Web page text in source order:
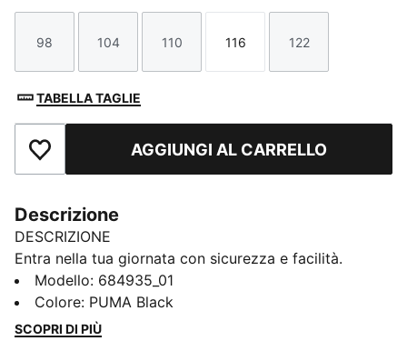
Taglia
98
Taglia
104
Taglia
110
Taglia
116
Taglia
122
TABELLA TAGLIE
Aggiungi ai PreferitiAGGIUNGI AL CARRELLO
Descrizione
DESCRIZIONE
Entra nella tua giornata con sicurezza e facilità.
Caratterizzati da una stampa in gomma Logo n. 1 e da
un elastico in vita, questi pantaloncini PUMA sono
pensati per chi abbraccia ogni momento. Senti
Modello: 684935_01
Colore: PUMA Black
SCOPRI DI PIÙ